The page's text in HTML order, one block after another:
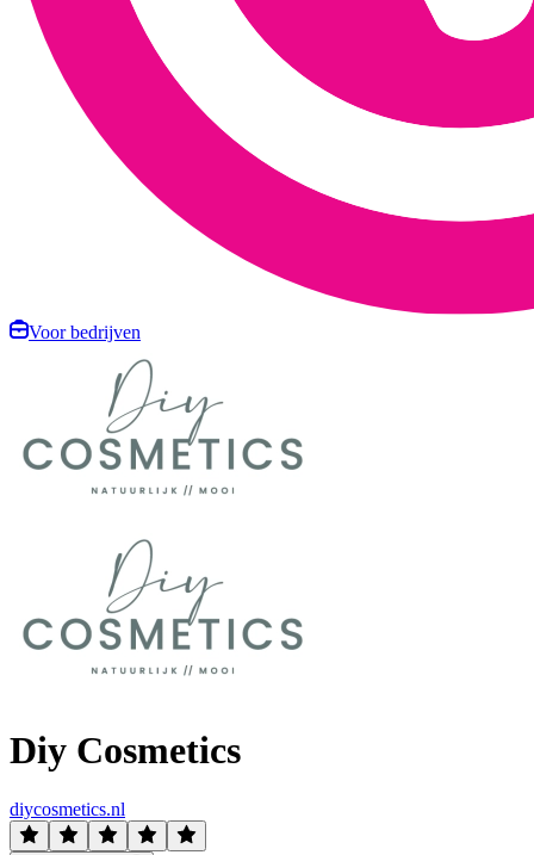
Voor bedrijven
Diy Cosmetics
diycosmetics.nl